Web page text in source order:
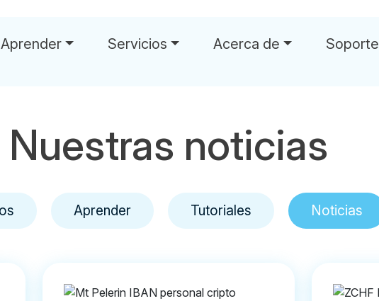
Aprender Servicios Acerca de Soporte
Nuestras noticias
Aprender Tutoriales Noticias